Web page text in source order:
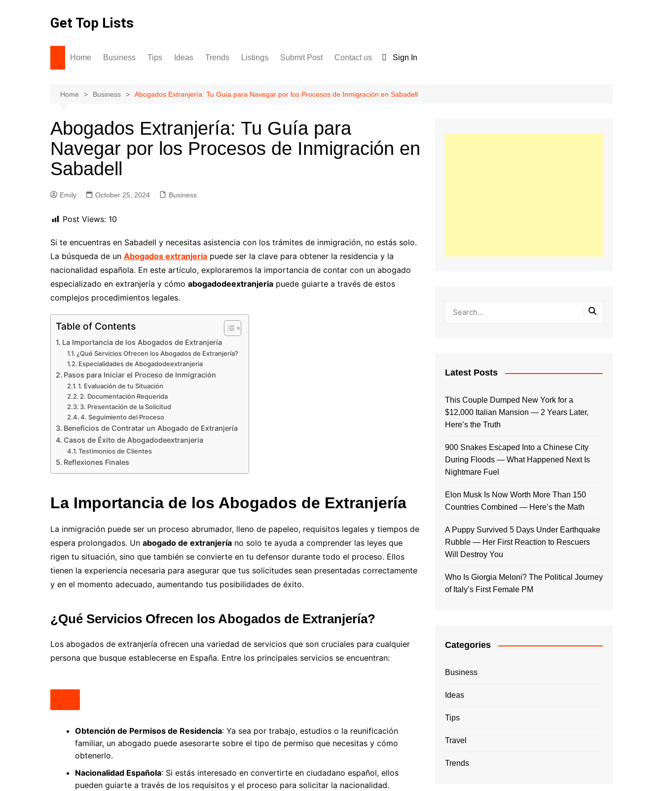
Get Top Lists
Home Business Tips Ideas Trends Listings
For Sale
Submit Post
Terms and Conditions
Contact us Sign In
Home Business Abogados Extranjería: Tu Guía para Navegar por los Procesos de Inmigración en Sabadell
Abogados Extranjería: Tu Guía para
Navegar por los Procesos de Inmigración en
Sabadell
Emily October 25, 2024 Business
Post Views: 10
Si te encuentras en Sabadell y necesitas asistencia con los trámites de inmigración, no estás solo.
La búsqueda de un Abogados extranjería puede ser la clave para obtener la residencia y la
nacionalidad española. En este artículo, exploraremos la importancia de contar con un abogado
especializado en extranjería y cómo abogadodeextranjeria puede guiarte a través de estos
complejos procedimientos legales.
Table of Contents
La Importancia de los Abogados de Extranjería
¿Qué Servicios Ofrecen los Abogados de Extranjería?
Especialidades de Abogadodeextranjeria
Pasos para Iniciar el Proceso de Inmigración
1. Evaluación de tu Situación
2. Documentación Requerida
3. Presentación de la Solicitud
4. Seguimiento del Proceso
Beneficios de Contratar un Abogado de Extranjería
Casos de Éxito de Abogadodeextranjeria
Testimonios de Clientes
Reflexiones Finales
La Importancia de los Abogados de Extranjería
La inmigración puede ser un proceso abrumador, lleno de papeleo, requisitos legales y tiempos de
espera prolongados. Un abogado de extranjería no solo te ayuda a comprender las leyes que
rigen tu situación, sino que también se convierte en tu defensor durante todo el proceso. Ellos
tienen la experiencia necesaria para asegurar que tus solicitudes sean presentadas correctamente
y en el momento adecuado, aumentando tus posibilidades de éxito.
¿Qué Servicios Ofrecen los Abogados de Extranjería?
Los abogados de extranjería ofrecen una variedad de servicios que son cruciales para cualquier
persona que busque establecerse en España. Entre los principales servicios se encuentran:
Obtención de Permisos de Residencia: Ya sea por trabajo, estudios o la reunificación
familiar, un abogado puede asesorarte sobre el tipo de permiso que necesitas y cómo
obtenerlo.
Nacionalidad Española: Si estás interesado en convertirte en ciudadano español, ellos
pueden guiarte a través de los requisitos y el proceso para solicitar la nacionalidad.
Latest Posts
This Couple Dumped New York for a
$12,000 Italian Mansion — 2 Years Later,
Here’s the Truth
900 Snakes Escaped Into a Chinese City
During Floods — What Happened Next Is
Nightmare Fuel
Elon Musk Is Now Worth More Than 150
Countries Combined — Here’s the Math
A Puppy Survived 5 Days Under Earthquake
Rubble — Her First Reaction to Rescuers
Will Destroy You
Who Is Giorgia Meloni? The Political Journey
of Italy’s First Female PM
Categories
Business
Ideas
Tips
Travel
Trends